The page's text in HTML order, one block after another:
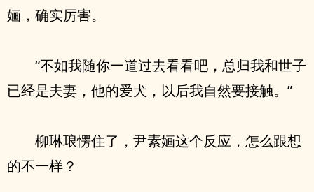
婳，确实厉害。
“不如我随你一道过去看看吧，总归我和世子
已经是夫妻，他的爱犬，以后我自然要接触。”
柳琳琅愣住了，尹素婳这个反应，怎么跟想
的不一样？